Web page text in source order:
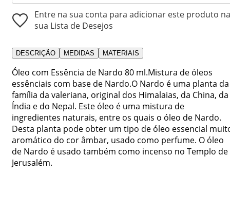
Entre na sua conta para adicionar este produto na
sua Lista de Desejos
DESCRIÇÃO MEDIDAS MATERIAIS
Óleo com Essência de Nardo 80 ml.Mistura de óleos
essênciais com base de Nardo.O Nardo é uma planta da
família da valeriana, original dos Himalaias, da China, da
Índia e do Nepal. Este óleo é uma mistura de
ingredientes naturais, entre os quais o óleo de Nardo.
Desta planta pode obter um tipo de óleo essencial
aromático do cor âmbar, usado como perfume. O óleo
de Nardo é usado também como incenso no Templo de
Jerusalém.